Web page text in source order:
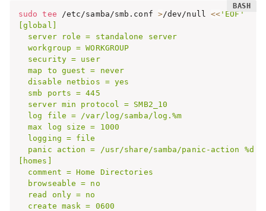
sudo tee /etc/samba/smb.conf >/dev/null << 'EOF'
[global]
  server role = standalone server
  workgroup = WORKGROUP
  security = user
  map to guest = never
  disable netbios = yes
  smb ports = 445
  server min protocol = SMB2_10
  log file = /var/log/samba/log.%m
  max log size = 1000
  logging = file
  panic action = /usr/share/samba/panic-action %d
[homes]
  comment = Home Directories
  browseable = no
  read only = no
  create mask = 0600